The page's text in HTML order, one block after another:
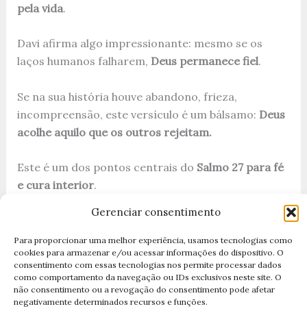
Gerenciar consentimento
Para proporcionar uma melhor experiência, usamos tecnologias como
cookies para armazenar e/ou acessar informações do dispositivo. O
consentimento com essas tecnologias nos permite processar dados
como comportamento da navegação ou IDs exclusivos neste site. O
não consentimento ou a revogação do consentimento pode afetar
negativamente determinados recursos e funções.
pela vida.
Davi afirma algo impressionante: mesmo se os
laços humanos falharem, Deus permanece fiel.
Se na sua história houve abandono, frieza,
incompreensão, este versículo é um bálsamo: Deus
acolhe aquilo que os outros rejeitam.
Este é um dos pontos centrais do Salmo 27 para fé
e cura interior.
“Ensina-me, Senhor, o teu caminho,
e guia-me por uma vereda segura,
por causa dos que me espreitam.